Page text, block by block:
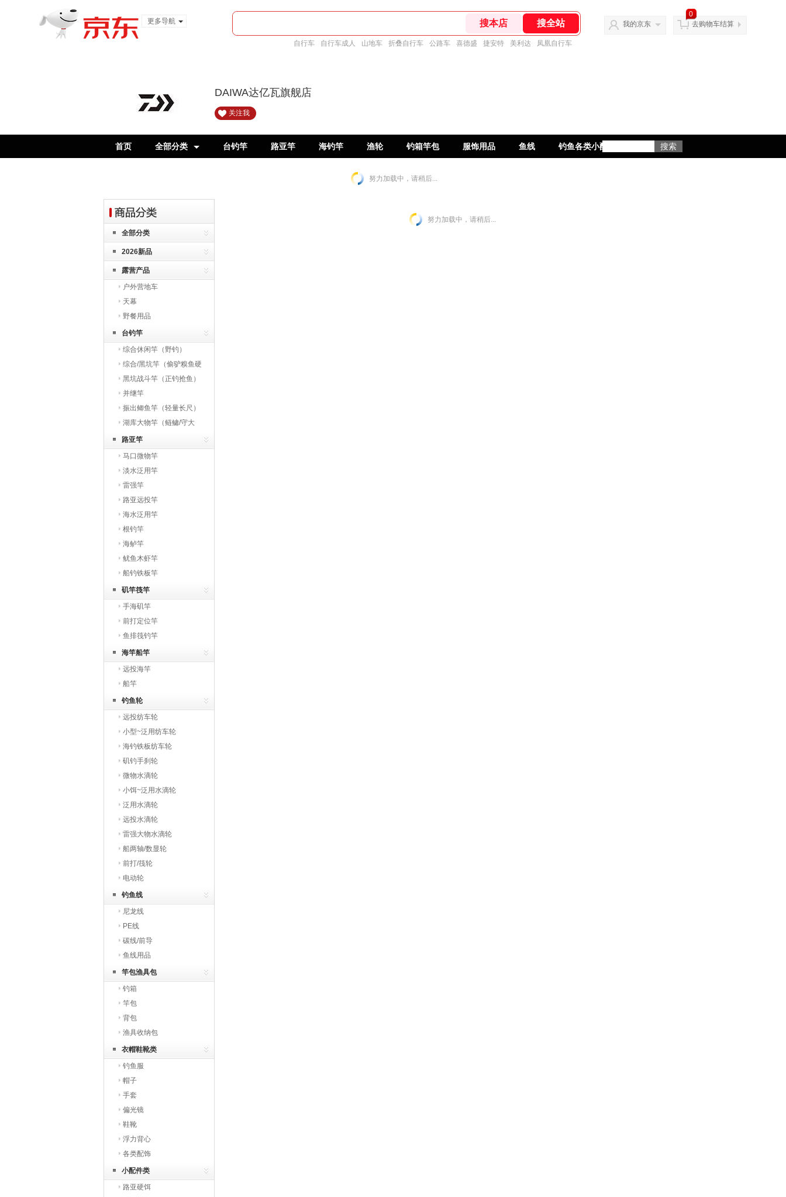
更多导航
自行车 自行车成人 山地车 折叠自行车 公路车 喜德盛 捷安特 美利达 凤凰自行车
我的京东
0
去购物车结算
DAIWA达亿瓦旗舰店
关注我
首页 全部分类 台钓竿 路亚竿 海钓竿 渔轮 钓箱竿包 服饰用品 鱼线 钓鱼各类小配件
努力加载中，请稍后...
全部分类
2026新品
露营产品
户外营地车
天幕
野餐用品
台钓竿
综合休闲竿（野钓）
综合/黑坑竿（偷驴糗鱼硬
综合）
黑坑战斗竿（正钓抢鱼）
并继竿
振出鲫鱼竿（轻量长尺）
湖库大物竿（鲢鳙/守大
物）
路亚竿
马口微物竿
淡水泛用竿
雷强竿
路亚远投竿
海水泛用竿
根钓竿
海鲈竿
鱿鱼木虾竿
船钓铁板竿
矶竿筏竿
手海矶竿
前打定位竿
鱼排筏钓竿
海竿船竿
远投海竿
船竿
钓鱼轮
远投纺车轮
小型~泛用纺车轮
海钓铁板纺车轮
矶钓手刹轮
微物水滴轮
小饵~泛用水滴轮
泛用水滴轮
远投水滴轮
雷强大物水滴轮
船两轴/数显轮
前打/筏轮
电动轮
钓鱼线
尼龙线
PE线
碳线/前导
鱼线用品
竿包渔具包
钓箱
竿包
背包
渔具收纳包
衣帽鞋靴类
钓鱼服
帽子
手套
偏光镜
鞋靴
浮力背心
各类配饰
小配件类
路亚硬饵
努力加载中，请稍后...